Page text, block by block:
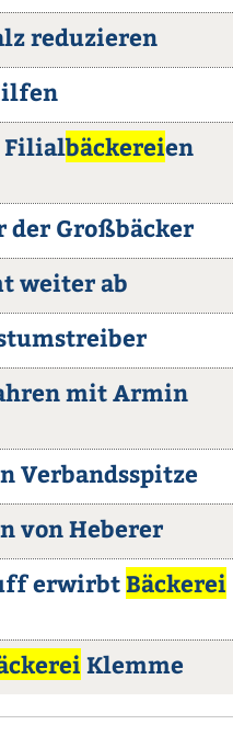
reduzieren
Filialbäckereien
der Großbäcker
weiter ab
mit Armin
Verbandsspitze
von Heberer
erwirbtBäckerei
Klemme